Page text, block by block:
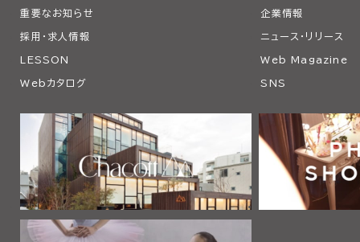
重要なお知らせ 企業情報
採用・求人情報 ニュース・リリース
LESSON Web Magazine
Webカタログ SNS